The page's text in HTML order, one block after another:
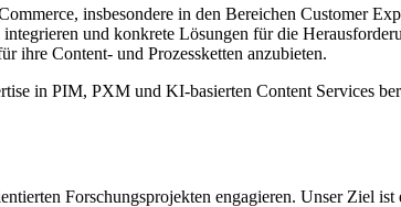
insbesondere in den Bereichen Customer
und konkrete Lösungen für die
ihre Content- und Prozessketten anzubieten.
in PIM, PXM und KI-basierten Content Services
Forschungsprojekten engagieren. Unser Ziel ist